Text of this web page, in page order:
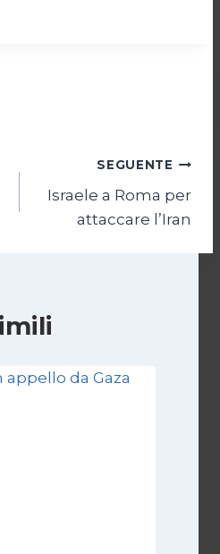
SEGUENTE
Israele a Roma per
attaccare l’Iran